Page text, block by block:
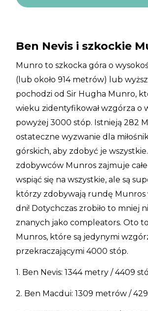
Ben Nevis i szkockie
Munro to szkocka góra o
(lub około 914 metrów) lub
pochodzi od Sir Hugha Munro,
wieku zidentyfikował wzgórza o
powyżej 3000 stóp. Istnieją 282
ostateczne wyzwanie dla
górskich, aby zdobyć je
zdobywców Munros zajmuje
wspiąć się na wszystkie, ale są
którzy zdobywają rundę Munros
dni! Dotychczas zrobiło to mniej
znanych jako compleators. Oto
Munros, które są jedynymi
przekraczającymi 4000 stóp.
1. Ben Nevis: 1344 metry / 4409
2. Ben Macdui: 1309 metrów /